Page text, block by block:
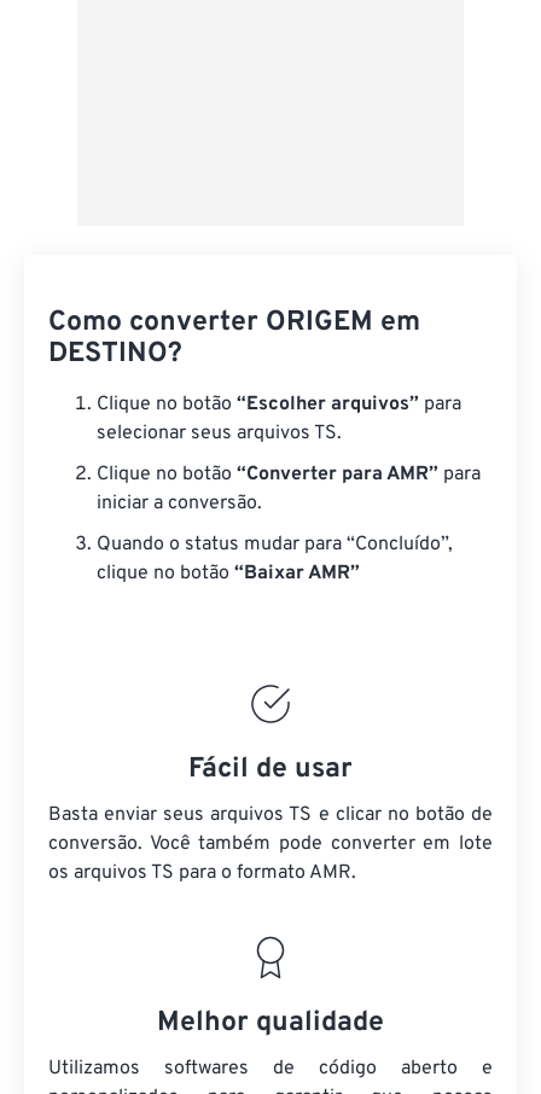
Como converter ORIGEM em
DESTINO?
Clique no botão “Escolher arquivos” para
selecionar seus arquivos TS.
Clique no botão “Converter para AMR” para
iniciar a conversão.
Quando o status mudar para “Concluído”,
clique no botão “Baixar AMR”
Fácil de usar
Basta enviar seus arquivos TS e clicar no botão de
conversão. Você também pode converter em lote
os arquivos TS para o formato AMR.
Melhor qualidade
Utilizamos softwares de código aberto e